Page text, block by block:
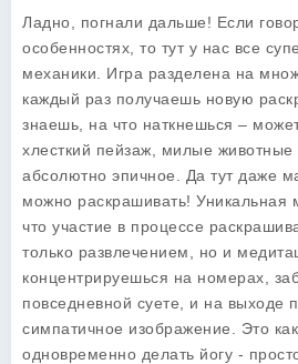
Ладно, погнали дальше! Если
особенностях , то тут у нас все
механики. Игра разделена на
каждый раз получаешь новую
знаешь, на что наткнешься –
хлесткий пейзаж, милые животные
абсолютно эпичное. Да тут даже
можно раскрашивать! Уникальная
что участие в процессе
только развлечением, но и
концентрируешься на номерах,
повседневной суете, и на выходе
симпатичное изображение. Это
одновременно делать йогу -